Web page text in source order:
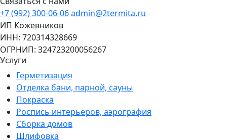
+7 (992) 300-06-06admin@2termita.ru
ИП Кожевников
ИНН: 720314328669
ОГРНИП: 324723200056267
Услуги
Герметизация
Отделка бани, парной, сауны
Покраска
Роспись интерьеров, аэрография
Сборка домов
Шлифовка